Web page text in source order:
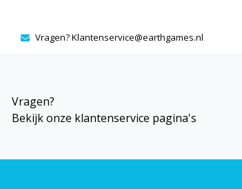
Vragen?Klantenservice@earthgames.nl
Vragen?
Bekijk onze klantenservice pagina's